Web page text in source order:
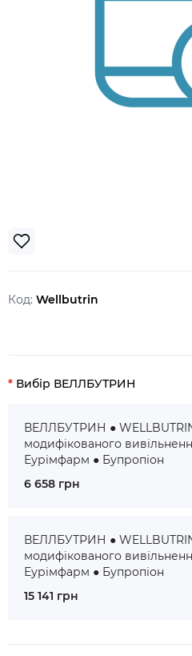
Код: Wellbutrin
Вибір ВЕЛЛБУТРИН
ВЕЛЛБУТРИН ●
модифікованого
Еурімфарм ● Бупропіон
6 658 грн
ВЕЛЛБУТРИН ●
модифікованого
Еурімфарм ● Бупропіон
15 141 грн